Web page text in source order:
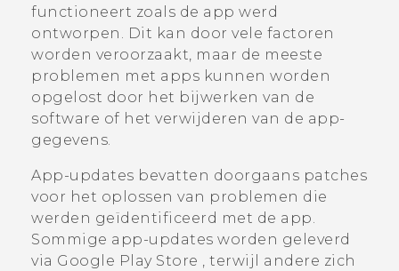
functioneert zoals de app werd
ontworpen. Dit kan door vele factoren
worden veroorzaakt, maar de meeste
problemen met apps kunnen worden
opgelost door het bijwerken van de
software of het verwijderen van de app-
gegevens.
App-updates bevatten doorgaans patches
voor het oplossen van problemen die
werden geïdentificeerd met de app.
Sommige app-updates worden geleverd
via Google Play Store , terwijl andere zich